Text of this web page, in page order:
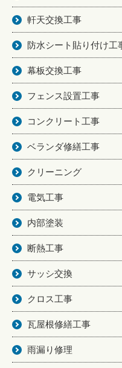
軒天交換工事
防水シート貼り付け工
幕板交換工事
フェンス設置工事
コンクリート工事
ベランダ修繕工事
クリーニング
電気工事
内部塗装
断熱工事
サッシ交換
クロス工事
瓦屋根修繕工事
雨漏り修理